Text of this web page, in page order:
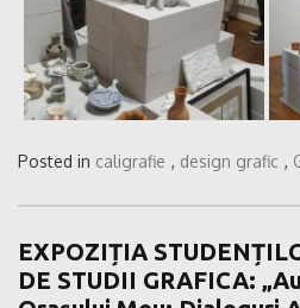
Posted in caligrafie , design grafic ,
EXPOZIȚIA
DE STUDII GRAFICA: